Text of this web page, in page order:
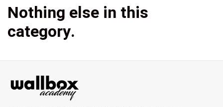
Nothing else in this
category.